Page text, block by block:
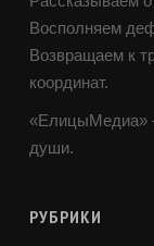
Восполняем
Возвращаем к
координат.
«ЕлицыМедиа»
души.
РУБРИКИ